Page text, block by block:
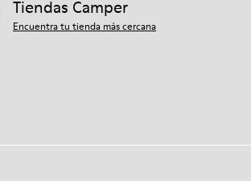
Tiendas Camper
Encuentra tu tienda más cercana